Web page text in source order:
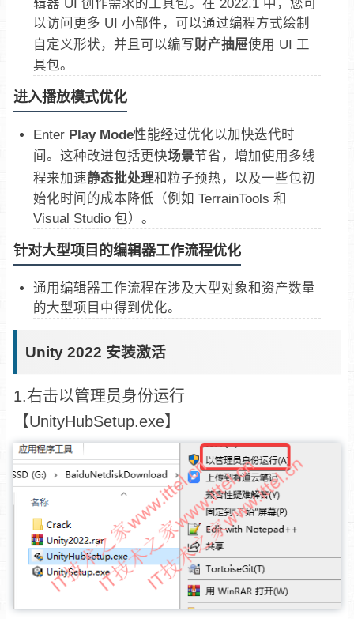
辑器 UI 创作需求的工具包。在 2022.1 中，您可
以访问更多 UI 小部件，可以通过编程方式绘制
自定义形状，并且可以编写财产抽屉使用 UI 工
具包。
进入播放模式优化
Enter Play Mode性能经过优化以加快迭代时
间。这种改进包括更快场景节省，增加使用多线
程来加速静态批处理和粒子预热，以及一些包初
始化时间的成本降低（例如 TerrainTools 和
Visual Studio 包）。
针对大型项目的编辑器工作流程优化
通用编辑器工作流程在涉及大型对象和资产数量
的大型项目中得到优化。
Unity 2022 安装激活
1.右击以管理员身份运行
【UnityHubSetup.exe】